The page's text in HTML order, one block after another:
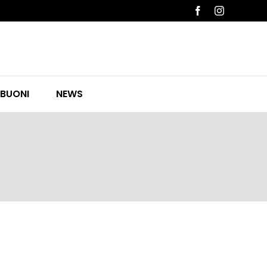
FacebookInstagram
NEWS